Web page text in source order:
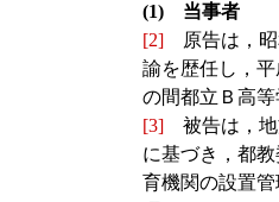
(1) 当事者
[2] 原告は，昭
諭を歴任し，平
の間都立Ｂ高等
[3] 被告は，地
に基づき，都
育機関の設置